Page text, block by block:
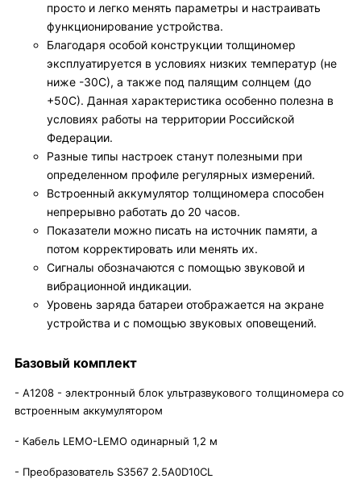
просто и легко менять параметры и настраивать
функционирование устройства.
Благодаря особой конструкции толщиномер
эксплуатируется в условиях низких температур (не
ниже -30С), а также под палящим солнцем (до
+50С). Данная характеристика особенно полезна в
условиях работы на территории Российской
Федерации.
Разные типы настроек станут полезными при
определенном профиле регулярных измерений.
Встроенный аккумулятор толщиномера способен
непрерывно работать до 20 часов.
Показатели можно писать на источник памяти, а
потом корректировать или менять их.
Сигналы обозначаются с помощью звуковой и
вибрационной индикации.
Уровень заряда батареи отображается на экране
устройства и с помощью звуковых оповещений.
Базовый комплект
- A1208 - электронный блок ультразвукового толщиномера со
встроенным аккумулятором
- Кабель LEMO-LEMO одинарный 1,2 м
- Преобразователь S3567 2.5A0D10CL